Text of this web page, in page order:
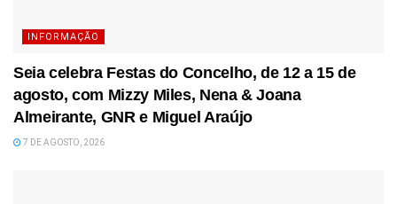
INFORMAÇÃO
Seia celebra Festas do Concelho, de 12 a 15 de
agosto, com Mizzy Miles, Nena & Joana
Almeirante, GNR e Miguel Araújo
7 DE AGOSTO, 2026